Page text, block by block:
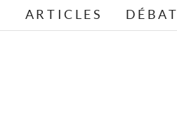
ARTICLES DÉBAT